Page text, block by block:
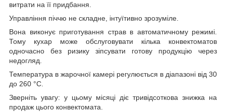
витрати на її придбання.
Управління піччю не складне, інтуїтивно зрозуміле.
Вона виконує приготування страв в автоматичному режимі.
Тому кухар може обслуговувати кілька конвектоматов
одночасно без ризику зіпсувати готову продукцію через
недогляд.
Температура в жарочної камері регулюється в діапазоні від 30
до 260 °C.
Зверніть увагу: у цьому місяці діє тривідсоткова знижка на
продаж цього конвектомата.